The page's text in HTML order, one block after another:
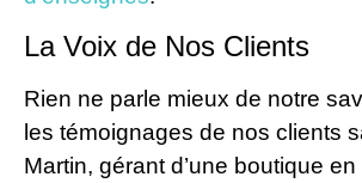
La Voix de Nos Clients
Rien ne parle mieux de notre
les témoignages de nos clients
Martin, gérant d’une boutique